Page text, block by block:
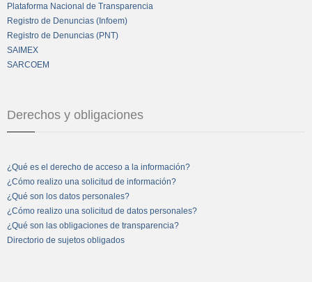
Plataforma Nacional de Transparencia
Registro de Denuncias (Infoem)
Registro de Denuncias (PNT)
SAIMEX
SARCOEM
Derechos y obligaciones
¿Qué es el derecho de acceso a la información?
¿Cómo realizo una solicitud de información?
¿Qué son los datos personales?
¿Cómo realizo una solicitud de datos personales?
¿Qué son las obligaciones de transparencia?
Directorio de sujetos obligados